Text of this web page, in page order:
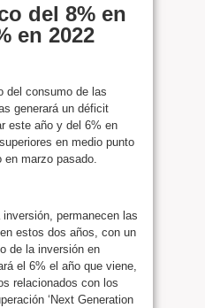
del 8% en
en 2022
del consumo de las
generará un déficit
este año y del 6% en
en medio punto
marzo pasado.
permanecen las
estos dos años, con un
de la inversión en
el 6% el año que viene,
relacionados con los
‘Next Generation